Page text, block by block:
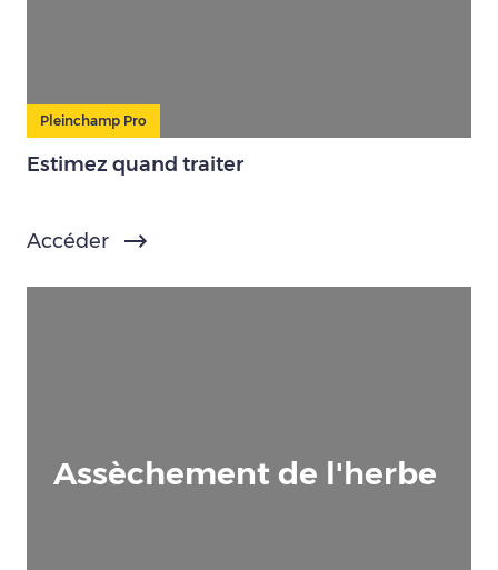
Pleinchamp Pro
Estimez quand traiter
Accéder
Assèchement de l'herbe